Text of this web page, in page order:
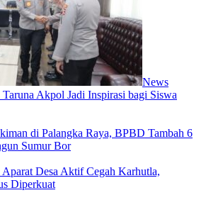
News
Akpol Jadi Inspirasi bagi Siswa
di Palangka Raya, BPBD Tambah 6
Sumur Bor
Desa Aktif Cegah Karhutla,
Diperkuat